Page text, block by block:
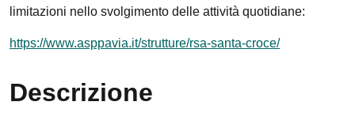
limitazioni nello svolgimento delle attività quotidiane:
https://www.asppavia.it/strutture/rsa-santa-croce/
Descrizione